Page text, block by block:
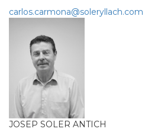
carlos.carmona@soleryllach.com
JOSEP SOLER ANTICH